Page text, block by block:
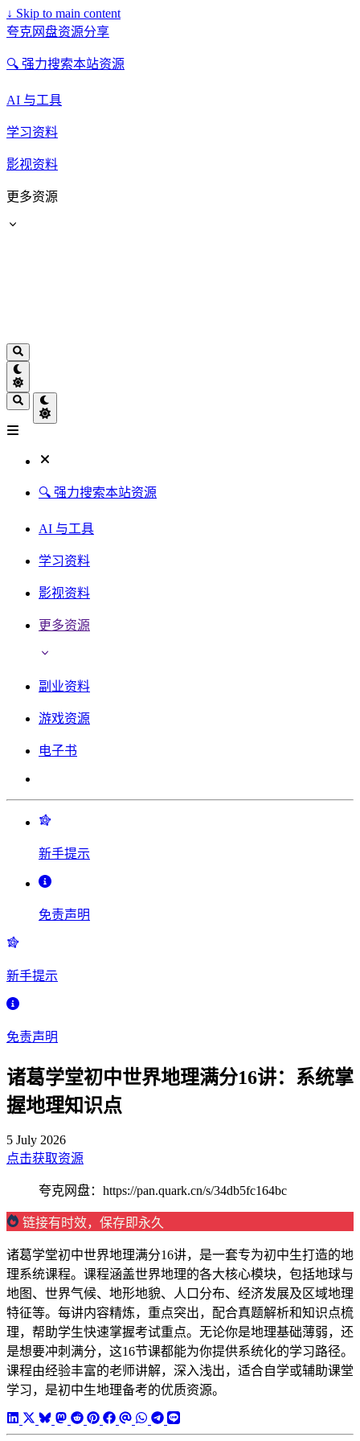
↓ Skip to main content
夸克网盘资源分享
🔍 强力搜索本站资源
AI 与工具
学习资料
影视资料
更多资源
🔍 强力搜索本站资源
AI 与工具
学习资料
影视资料
更多资源
副业资料
游戏资源
电子书
新手提示
免责声明
新手提示
免责声明
诸葛学堂初中世界地理满分16讲：系统掌
握地理知识点
5 July 2026
点击获取资源
夸克网盘：https://pan.quark.cn/s/34db5fc164bc
链接有时效，保存即永久
诸葛学堂初中世界地理满分16讲，是一套专为初中生打造的地
理系统课程。课程涵盖世界地理的各大核心模块，包括地球与
地图、世界气候、地形地貌、人口分布、经济发展及区域地理
特征等。每讲内容精炼，重点突出，配合真题解析和知识点梳
理，帮助学生快速掌握考试重点。无论你是地理基础薄弱，还
是想要冲刺满分，这16节课都能为你提供系统化的学习路径。
课程由经验丰富的老师讲解，深入浅出，适合自学或辅助课堂
学习，是初中生地理备考的优质资源。